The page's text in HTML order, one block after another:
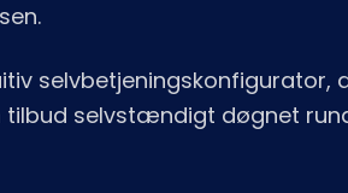
selvbetjeningskonfigurator,
selvstændigt døgnet